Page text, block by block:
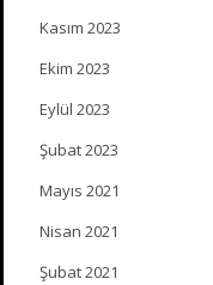
Kasım 2023
Ekim 2023
Eylül 2023
Şubat 2023
Mayıs 2021
Nisan 2021
Şubat 2021